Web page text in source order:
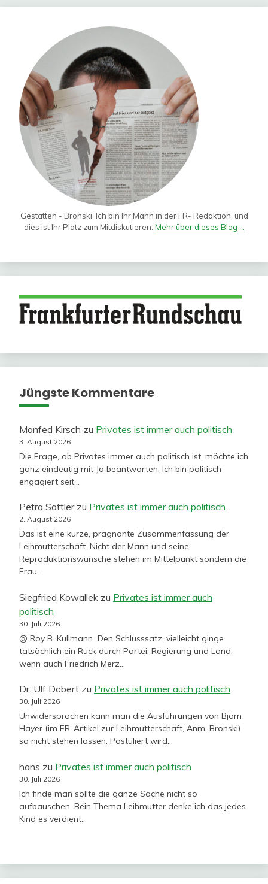
Gestatten - Bronski. Ich bin Ihr Mann in der FR- Redaktion, und
dies ist Ihr Platz zum Mitdiskutieren. Mehr über dieses Blog ...
Jüngste Kommentare
Manfed Kirsch zu Privates ist immer auch politisch
3. August 2026
Die Frage, ob Privates immer auch politisch ist, möchte ich
ganz eindeutig mit Ja beantworten. Ich bin politisch
engagiert seit…
Petra Sattlerzu Privates ist immer auch politisch
2. August 2026
Das ist eine kurze, prägnante Zusammenfassung der
Leihmutterschaft. Nicht der Mann und seine
Reproduktionswünsche stehen im Mittelpunkt sondern die
Frau…
Siegfried Kowallek zu Privates ist immer auch
politisch
30. Juli 2026
@ Roy B. Kullmann Den Schlusssatz, vielleicht ginge
tatsächlich ein Ruck durch Partei, Regierung und Land,
wenn auch Friedrich Merz…
Dr. Ulf Döbert zu Privates ist immer auch politisch
30. Juli 2026
Unwidersprochen kann man die Ausführungen von Björn
Hayer (im FR-Artikel zur Leihmutterschaft, Anm. Bronski)
so nicht stehen lassen. Postuliert wird…
hans zu Privates ist immer auch politisch
30. Juli 2026
Ich finde man sollte die ganze Sache nicht so
aufbauschen. Bein Thema Leihmutter denke ich das jedes
Kind es verdient…